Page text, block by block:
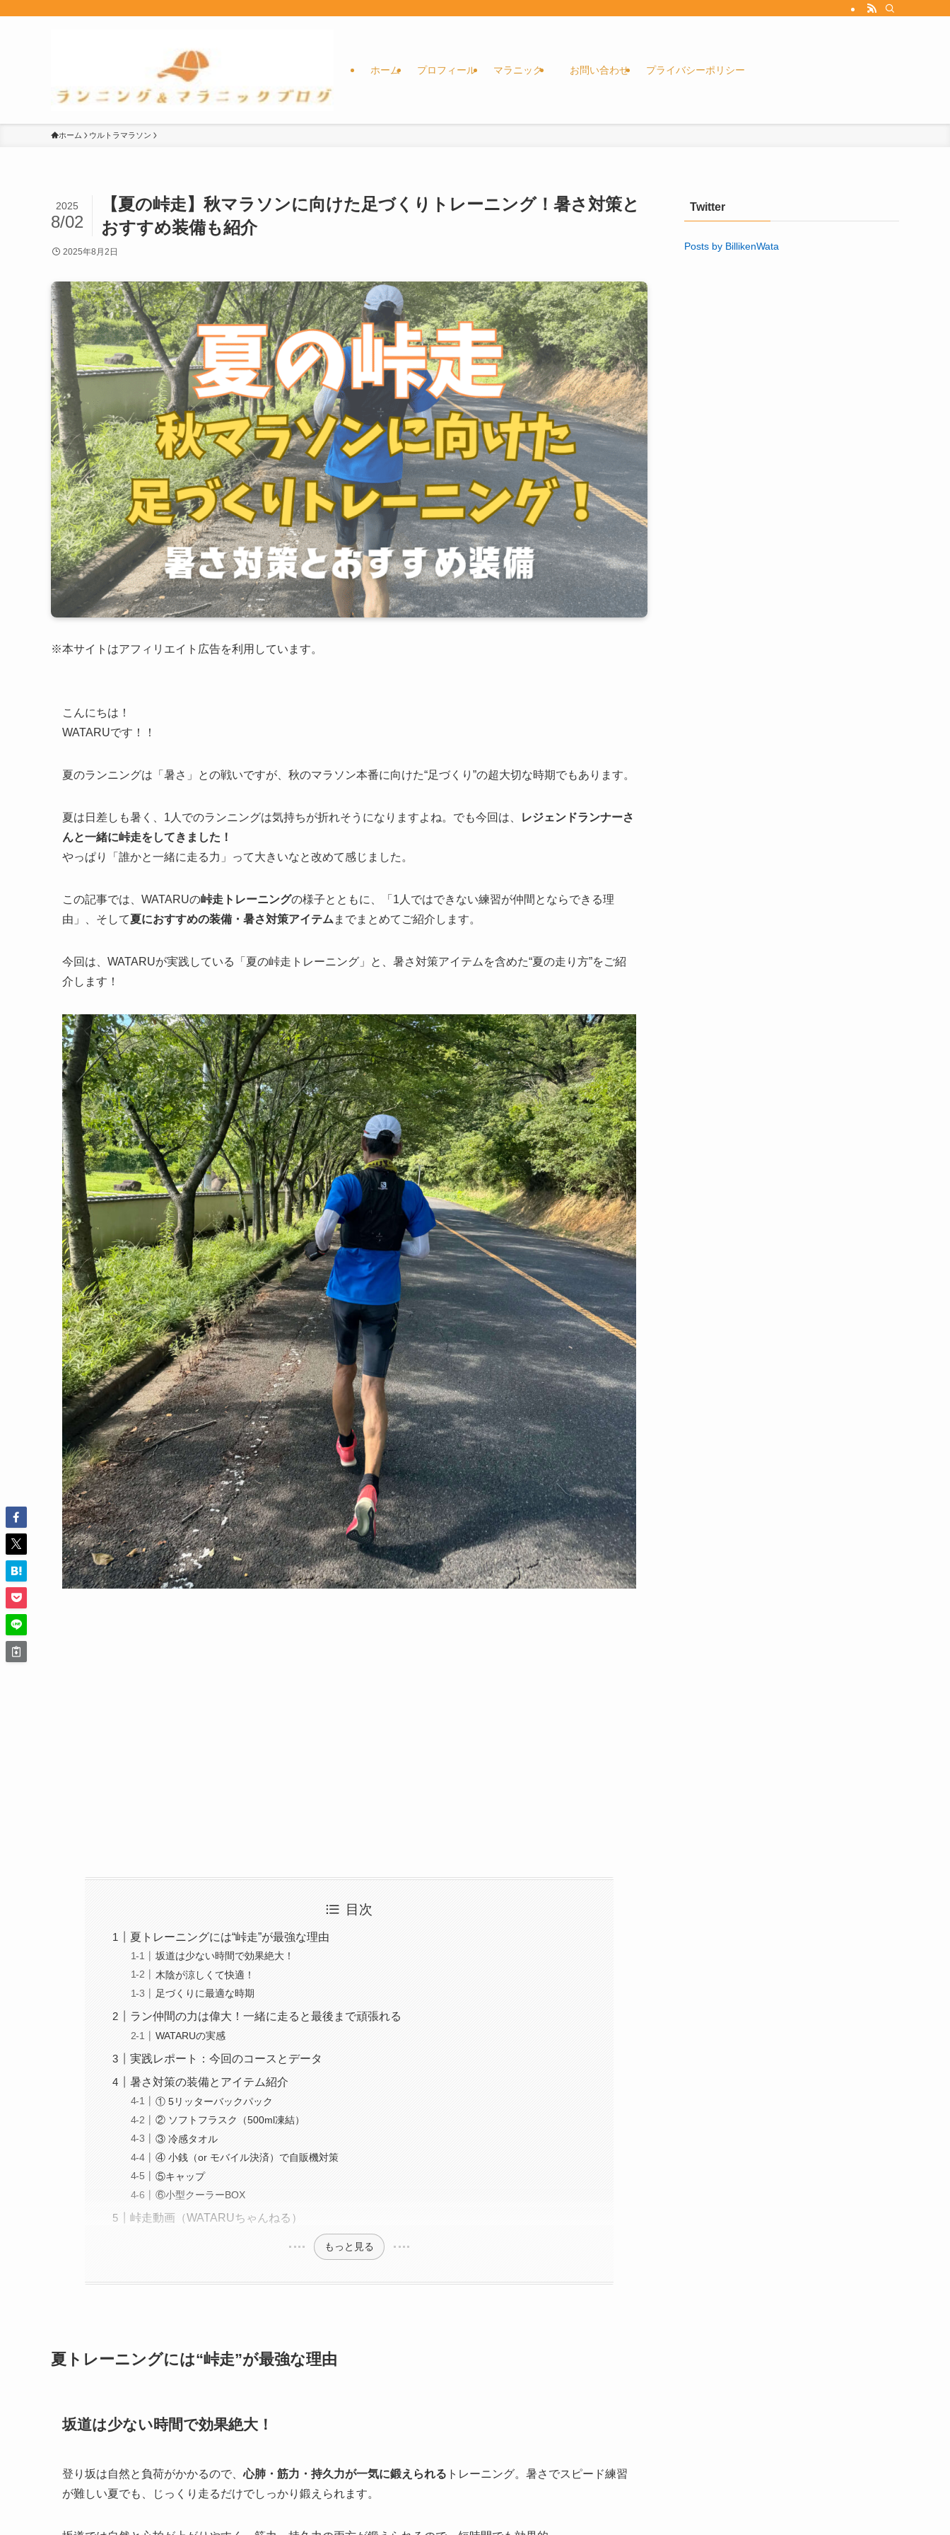
ホーム プロフィール マラニック お問い合わせ プライバシーポリシー
ホーム ウルトラマラソン
【夏の峠走】秋マラソンに向けた足づくりトレーニング！暑さ対策と
おすすめ装備も紹介
2025
8/02
2025年8月2日
※本サイトはアフィリエイト広告を利用しています。
こんにちは！
WATARUです！！
夏のランニングは「暑さ」との戦いですが、秋のマラソン本番に向けた“足づくり”の超大切な時期でもあります。
夏は日差しも暑く、1人でのランニングは気持ちが折れそうになりますよね。でも今回は、
レジェンドランナーさ
んと一緒に峠走をしてきました！
やっぱり「誰かと一緒に走る力」って大きいなと改めて感じました。
この記事では、WATARUの峠走トレーニングの様子とともに、「1人ではできない練習が仲間とならできる理
由」、そして夏におすすめの装備・暑さ対策アイテム までまとめてご紹介します。
今回は、WATARUが実践している「夏の峠走トレーニング」と、暑さ対策アイテムを含めた“夏の走り方”をご紹
介します！
目次
夏トレーニングには“峠走”が最強な理由
坂道は少ない時間で効果絶大！
木陰が涼しくて快適！
足づくりに最適な時期
ラン仲間の力は偉大！一緒に走ると最後まで頑張れる
WATARUの実感
実践レポート：今回のコースとデータ
暑さ対策の装備とアイテム紹介
① 5リッターバックパック
② ソフトフラスク（500ml凍結）
③ 冷感タオル
④ 小銭（or モバイル決済）で自販機対策
⑤キャップ
⑥小型クーラーBOX
峠走動画（WATARUちゃんねる）
もっと見る
夏トレーニングには“峠走”が最強な理由
坂道は少ない時間で効果絶大！
登り坂は自然と負荷がかかるので、心肺・筋力・持久力が一気に鍛えられる トレーニング。暑さでスピード練習
が難しい夏でも、じっくり走るだけでしっかり鍛えられます。
Twitter
Posts by BillikenWata